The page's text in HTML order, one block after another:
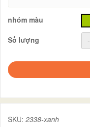
nhóm màu
Số lượng
-
SKU: 2338-xanh